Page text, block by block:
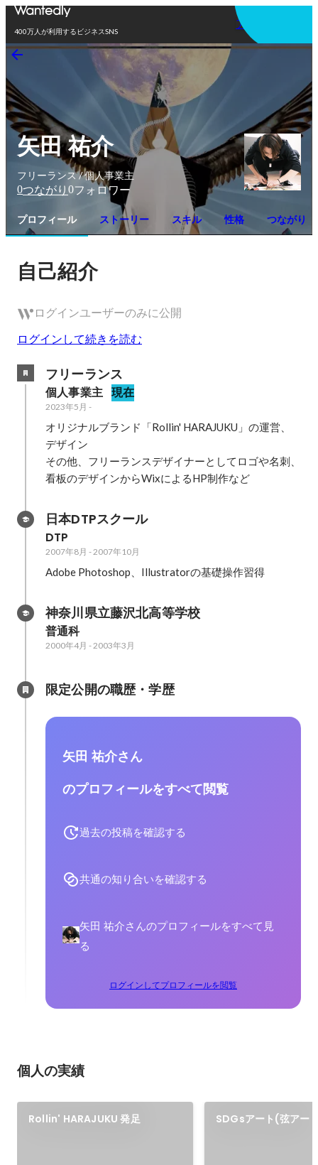
400万人が利用するビジネスSNS
アプリを使う
矢田 祐介
フリーランス / 個人事業主
0つながり 0フォロワー
プロフィール ストーリー スキル 性格 つながり
自己紹介
ログインユーザーのみに公開
ログインして続きを読む
フリーランス
個人事業主 現在
2023年5月 -
オリジナルブランド「Rollin' HARAJUKU」の運営、
デザイン
その他、フリーランスデザイナーとしてロゴや名刺、
看板のデザインからWixによるHP制作など
日本DTPスクール
DTP
2007年8月 -2007年10月
Adobe Photoshop、Illustratorの基礎操作習得
神奈川県立藤沢北高等学校
普通科
2000年4月 -2003年3月
限定公開の職歴・学歴
矢田 祐介さん
のプロフィールをすべて閲覧
過去の投稿を確認する
共通の知り合いを確認する
矢田 祐介さんのプロフィールをすべて見
る
ログインしてプロフィールを閲覧
個人の実績
Rollin' HARAJUKU 発足 SDGsアート(弦アー